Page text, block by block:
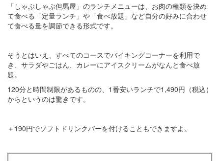
「しゃぶしゃぶ但馬屋」のランチメニューは、お肉の種類を決め
て食べる「定量ランチ」や「食べ放題」など自分の好みに合わせ
て食べる量を調節できる形式です。
そうとはいえ、すべてのコースでバイキングコーナーを利用で
き、サラダやごはん、カレーにアイスクリームがなんと食べ放
題。
120分と時間制限があるものの、1番安いランチで1,490円（税込）
からというのは驚きです。
＋190円でソフトドリンクバーを付けることもできますよ。